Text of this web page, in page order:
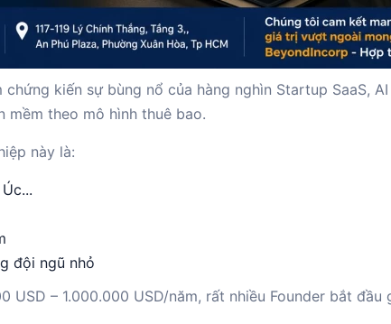
kiến sự bùng nổ của hàng nghìn Startup SaaS, AI
mềm theo mô hình thuê bao.
này là:
đội ngũ nhỏ
USD – 1.000.000 USD/năm, rất nhiều Founder bắt đầu